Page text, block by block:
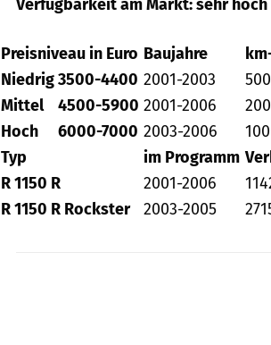
Verfügbarkeit am Markt: sehr hoch
Preisniveau in Euro Baujahre
Niedrig3500-4400 2001-2003
Mittel
4500-5900 2001-2006
Hoch
6000-7000 2003-2006
Typ
im Programm
R 1150 R
2001-2006
R 1150 R Rockster
2003-2005